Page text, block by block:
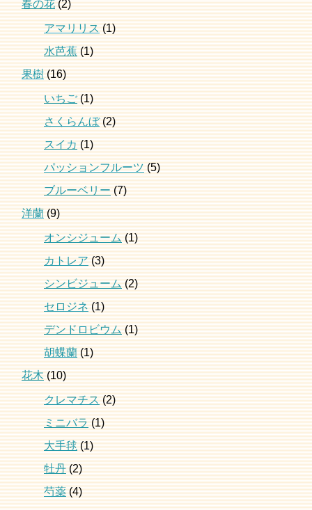
春の花(2)
アマリリス(1)
水芭蕉(1)
果樹(16)
いちご(1)
さくらんぼ(2)
スイカ(1)
パッションフルーツ(5)
ブルーベリー(7)
洋蘭(9)
オンシジューム(1)
カトレア(3)
シンビジューム(2)
セロジネ(1)
デンドロビウム(1)
胡蝶蘭(1)
花木(10)
クレマチス(2)
ミニバラ(1)
大手毬(1)
牡丹(2)
芍薬(4)